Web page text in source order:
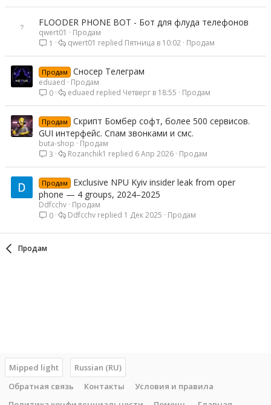
FLOODER PHONE BOT - Бот для флуда телефонов
qwert01
Продам
1
Продам
Пятница в 10:02
qwert01
Продам Сносер Телеграм
eduaed
Продам
0
Продам
Четверг в 18:55
eduaed
Продам
Скрипт Бомбер софт, более 500 сервисов.
GUI интерфейс. Спам звонками и смс.
buta-shop
Продам
3
Продам
6 Апр 2026
Rozanchik1
Продам
Exclusive NPU Kyiv insider leak from oper
phone — 4 groups, 2024–2025
Ddfcchv Продам
0
Продам
1 Дек 2025
Ddfcchv
Продам
Mipped light
Russian (RU)
Обратная связь
Контакты
Условия и правила